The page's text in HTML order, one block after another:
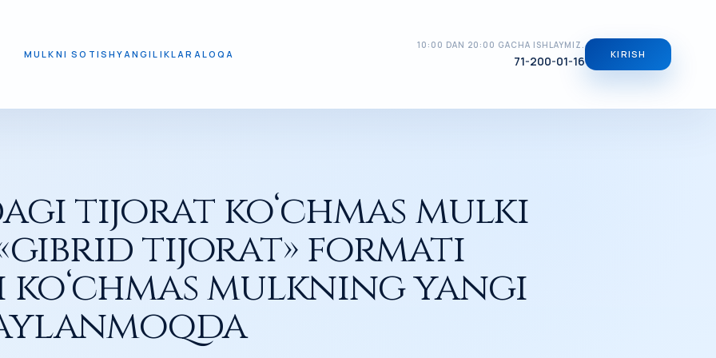
MULKNI SOTISHYANGILIKLAR ALOQA
10:00 DAN 20:00 GACHA ISHLAYMIZ.
71-200-01-16 KIRISH
tijorat ko‘chmas mulki
«gibrid tijorat» formati
mulkning yangi